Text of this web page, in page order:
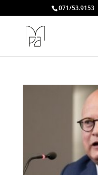
071/53.9153